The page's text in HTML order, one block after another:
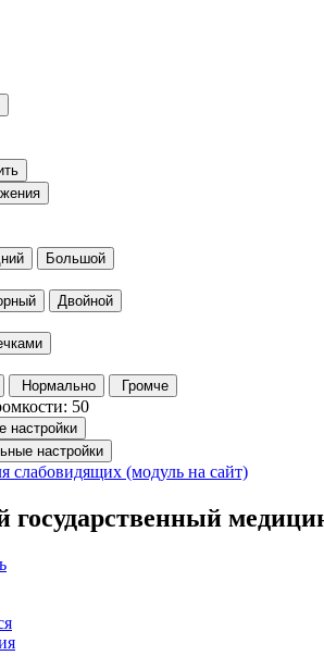
Большой
Двойной
Нормально Громче
50
настройки
настройки
слабовидящих (модуль на сайт)
государственный